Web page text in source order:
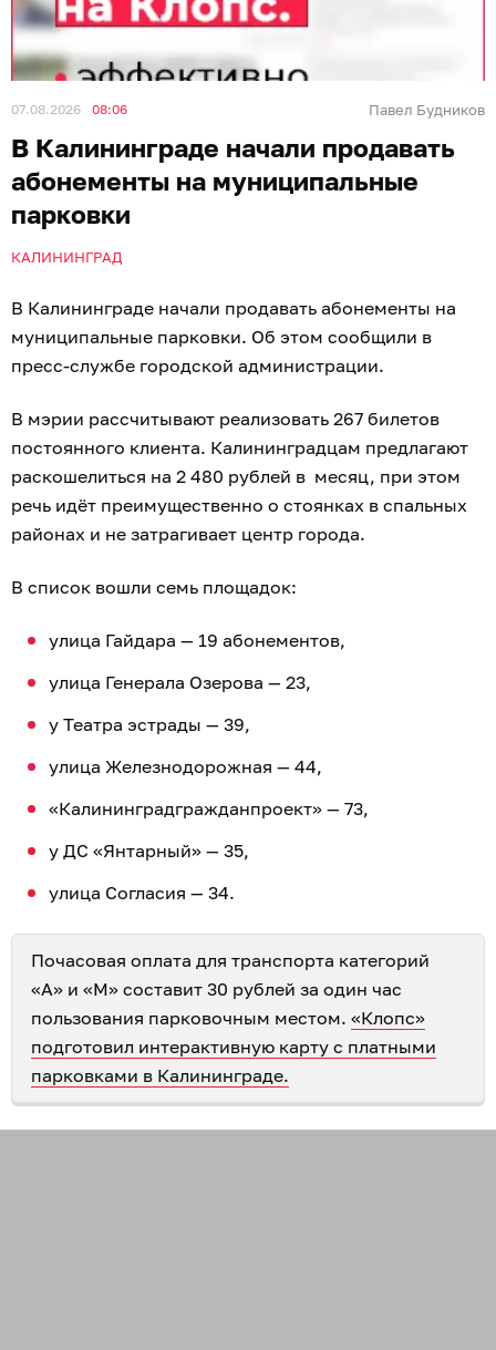
07.08.2026 08:06 Павел Будников
В Калининграде начали продавать
абонементы на муниципальные
парковки
КАЛИНИНГРАД
В Калининграде начали продавать абонементы на
муниципальные парковки. Об этом сообщили в
пресс-службе городской администрации.
В мэрии рассчитывают реализовать 267 билетов
постоянного клиента. Калининградцам предлагают
раскошелиться на 2 480 рублей в месяц, при этом
речь идёт преимущественно о стоянках в спальных
районах и не затрагивает центр города.
В список вошли семь площадок:
улица Гайдара — 19 абонементов,
улица Генерала Озерова — 23,
у Театра эстрады — 39,
улица Железнодорожная — 44,
«Калининградгражданпроект» — 73,
у ДС «Янтарный» — 35,
улица Согласия — 34.
Почасовая оплата для транспорта категорий
«А» и «М» составит 30 рублей за один час
пользования парковочным местом. «Клопс»
подготовил интерактивную карту с платными
парковками в Калининграде.